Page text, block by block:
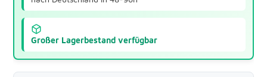
Großer Lagerbestand verfügbar